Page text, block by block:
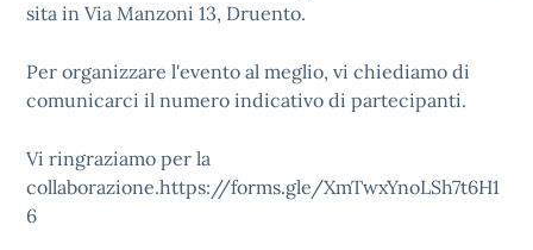
sita in Via Manzoni 13, Druento.
Per organizzare l'evento al meglio, vi chiediamo di
comunicarci il numero indicativo di partecipanti.
Vi ringraziamo per la
collaborazione.https://forms.gle/XmTwxYnoLSh7t6H1
6